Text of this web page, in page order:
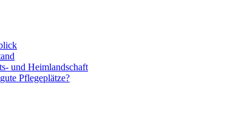
und Heimlandschaft
Pflegeplätze?